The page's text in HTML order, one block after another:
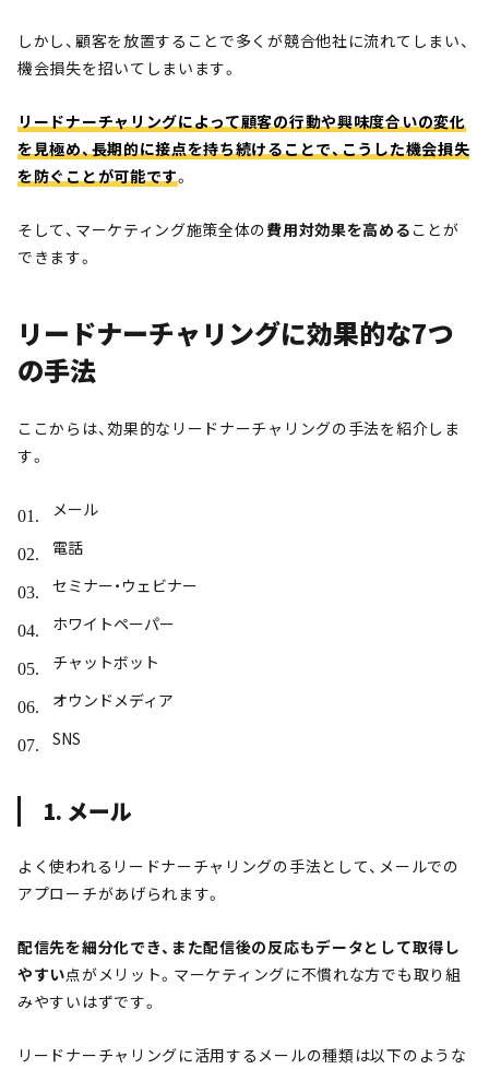
しかし、顧客を放置することで多くが競合他社に流れてしまい、
機会損失を招いてしまいます。
リードナーチャリングによって顧客の行動や興味度合いの変化
を見極め、長期的に接点を持ち続けることで、こうした機会損失
を防ぐことが可能です。
そして、マーケティング施策全体の費用対効果を高める ことが
できます。
リードナーチャリングに効果的な7つ
の手法
ここからは、効果的なリードナーチャリングの手法を紹介しま
す。
メール
電話
セミナー・ウェビナー
ホワイトペーパー
チャットボット
オウンドメディア
SNS
1. メール
よく使われるリードナーチャリングの手法として、メールでの
アプローチがあげられます。
配信先を細分化でき、また配信後の反応もデータとして取得し
やすい点がメリット。マーケティングに不慣れな方でも取り組
みやすいはずです。
リードナーチャリングに活用するメールの種類は以下のような